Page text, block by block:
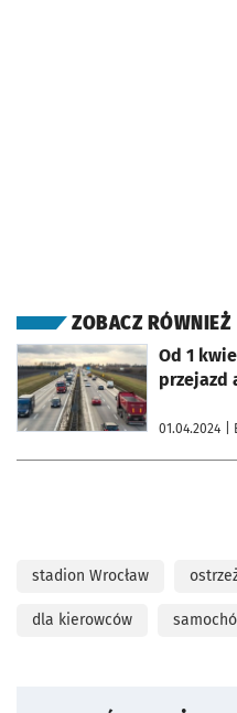
ZOBACZ RÓWNIEŻ
Od 1
przejazd
01.04.2024
otworzy się w nowej karcie
stadion Wrocław
dla kierowców